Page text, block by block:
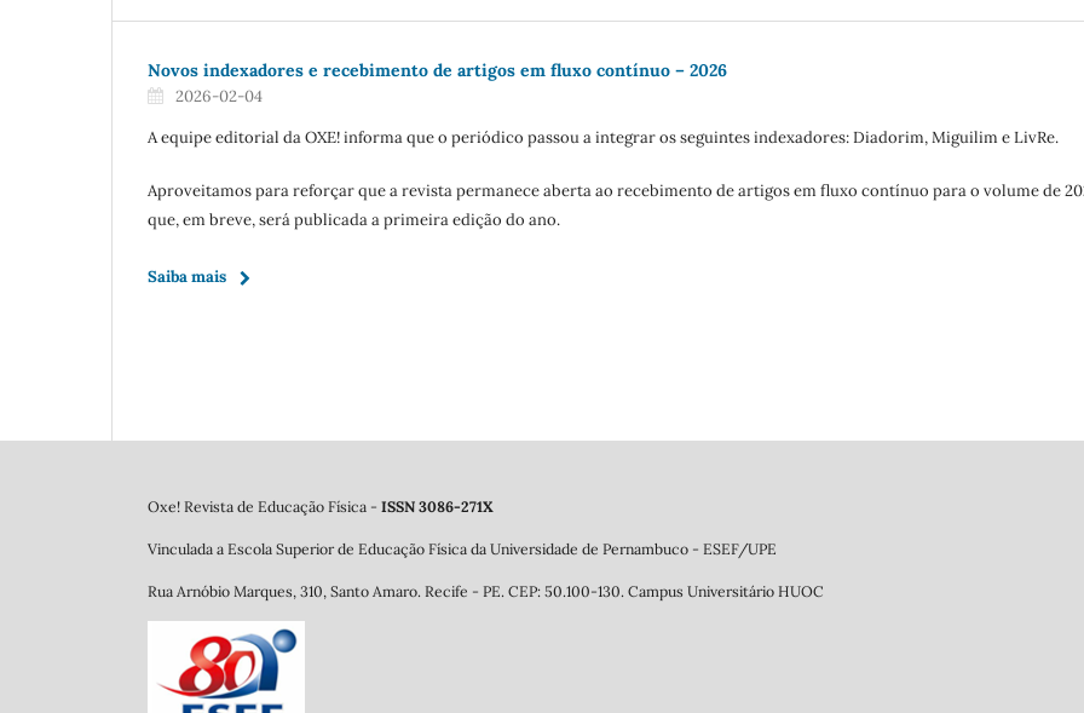
Novos indexadores e recebimento de artigos em fluxo contínuo – 2026
2026-02-04
A equipe editorial da OXE! informa que o periódico passou a integrar os seguintes indexadores: Diadorim, Miguilim e LivRe.
Aproveitamos para reforçar que a revista permanece aberta ao recebimento de artigos em fluxo contínuo para o volume de
que, em breve, será publicada a primeira edição do ano.
Saiba mais
Oxe! Revista de Educação Física - ISSN 3086-271X
Vinculada a Escola Superior de Educação Física da Universidade de Pernambuco - ESEF/UPE
Rua Arnóbio Marques, 310, Santo Amaro. Recife - PE. CEP: 50.100-130. Campus Universitário HUOC